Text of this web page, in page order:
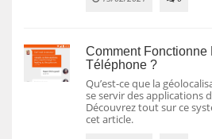
Comment Fonctionne
Téléphone ?
Qu’est-ce que la
se servir des applications
Découvrez tout sur ce
cet article.